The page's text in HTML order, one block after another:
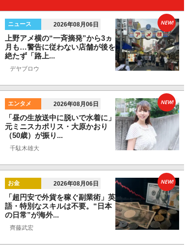
ニュース 2026年08月06日
上野アメ横の“一斉摘発”から3ヵ
月も…警告に従わない店舗が後を
絶たず「路上...
デヤブロウ
NEW!
エンタメ 2026年08月06日
「昼の生放送中に脱いで水着に」
元ミニスカポリス・大原かおり
（50歳）が振り...
千駄木雄大
NEW!
お金 2026年08月06日
「超円安で外貨を稼ぐ副業術」英
語・特別なスキルは不要。“日本
の日常”が海外...
齊藤武宏
NEW!